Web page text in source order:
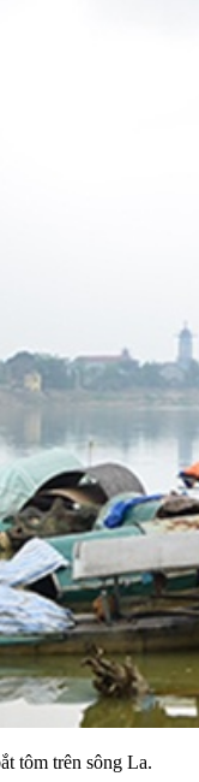
tôm trên sông La.